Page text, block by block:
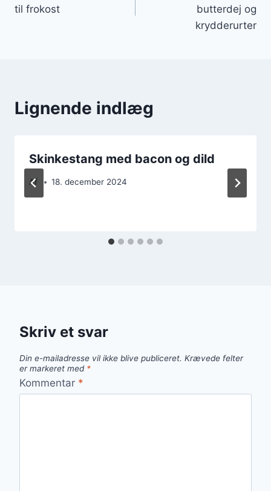
til frokost
butterdej og
krydderurter
Lignende indlæg
Skinkestang med bacon og dild
Af 18. december 2024
Skriv et svar
Din e-mailadresse vil ikke blive publiceret. Krævede felter
er markeret med *
Kommentar *